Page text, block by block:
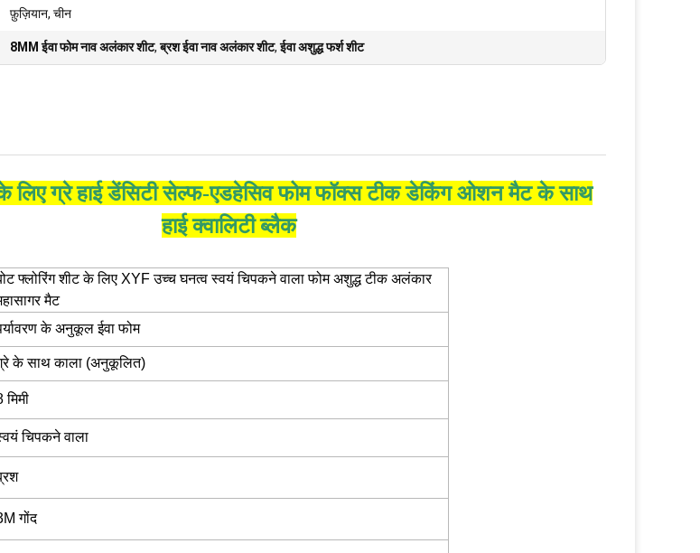
फ़ुज़ियान, चीन
8MM ईवा फोम नाव अलंकार शीट,ब्रश ईवा नाव अलंकार शीट,ईवा अशुद्ध फर्श शीट
के लिए ग्रे हाई डेंसिटी सेल्फ-एडहेसिव फोम फॉक्स टीक डेकिंग ओशन मैट के साथ
हाई क्वालिटी ब्लैक
फ्लोरिंग शीट के लिए XYF उच्च घनत्व स्वयं चिपकने वाला फोम अशुद्ध टीक अलंकार
मैट
के अनुकूल ईवा फोम
के साथ काला (अनुकूलित)
मिमी
चिपकने वाला
गोंद